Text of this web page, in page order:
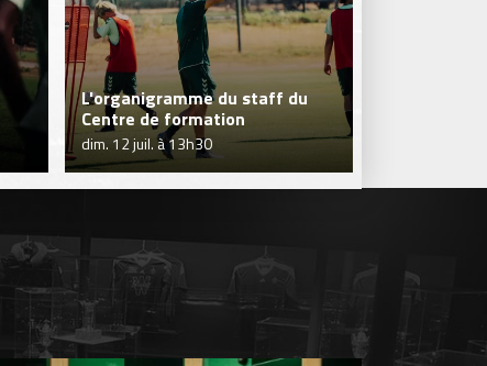
L'organigramme du staff du
Centre de formation
dim. 12 juil. à 13h30